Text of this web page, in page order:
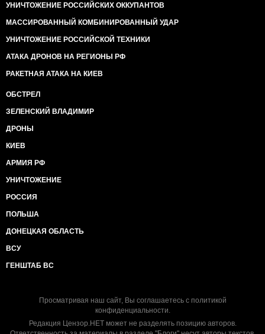
УНИЧТОЖЕНИЕ РОССИЙСКИХ ОККУПАНТОВ
МАССИРОВАННЫЙ КОМБИНИРОВАННЫЙ УДАР
УНИЧТОЖЕНИЕ РОССИЙСКОЙ ТЕХНИКИ
АТАКА ДРОНОВ НА РЕГИОНЫ РФ
РАКЕТНАЯ АТАКА НА КИЕВ
ОБСТРЕЛ
ЗЕЛЕНСКИЙ ВЛАДИМИР
ДРОНЫ
КИЕВ
АРМИЯ РФ
УНИЧТОЖЕНИЕ
РОССИЯ
ПОЛЬША
ДОНЕЦКАЯ ОБЛАСТЬ
ВСУ
ГЕНШТАБ ВС
Просматривая наш сайт, Вы соглашаетесь с политикой
конфиденциальности.
Редакция Цензор.НЕТ может не разделять позицию авторов.